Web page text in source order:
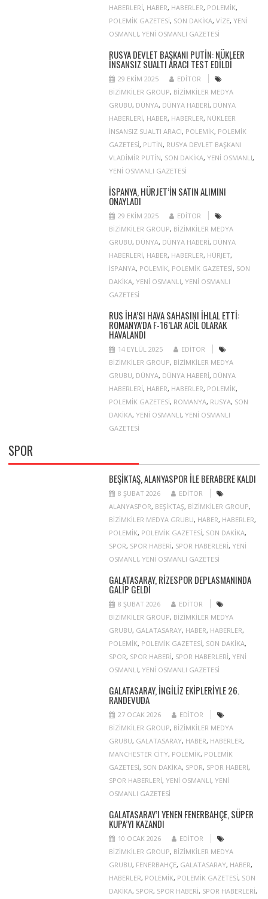
HABERLERI, HABER, HABERLER, POLEMIK,
POLEMIK GAZETESI, SON DAKIKA, VIZE, YENI
OSMANLI, YENI OSMANLI GAZETESI
RUSYA DEVLET BAŞKANI PUTIN: NÜKLEER
INSANSIZ SUALTI ARACI TEST EDILDI
29 EKIM 2025
EDITOR
BIZIMKILER GROUP, BIZIMKILER MEDYA
GRUBU, DÜNYA, DÜNYA HABERI, DÜNYA
HABERLERI, HABER, HABERLER, NÜKLEER
INSANSIZ SUALTI ARACI, POLEMIK, POLEMIK
GAZETESI, PUTIN, RUSYA DEVLET BAŞKANI
VLADIMIR PUTIN, SON DAKIKA, YENI OSMANLI,
YENI OSMANLI GAZETESI
İSPANYA, HÜRJET’IN SATIN ALIMINI
ONAYLADI
29 EKIM 2025
EDITOR
BIZIMKILER GROUP, BIZIMKILER MEDYA
GRUBU, DÜNYA, DÜNYA HABERI, DÜNYA
HABERLERI, HABER, HABERLER, HÜRJET,
ISPANYA, POLEMIK, POLEMIK GAZETESI, SON
DAKIKA, YENI OSMANLI, YENI OSMANLI
GAZETESI
RUS İHA’SI HAVA SAHASINI IHLAL ETTI:
ROMANYA’DA F-16’LAR ACIL OLARAK
HAVALANDI
14 EYLÜL 2025
EDITOR
BIZIMKILER GROUP, BIZIMKILER MEDYA
GRUBU, DÜNYA, DÜNYA HABERI, DÜNYA
HABERLERI, HABER, HABERLER, POLEMIK,
POLEMIK GAZETESI, ROMANYA, RUSYA, SON
DAKIKA, YENI OSMANLI, YENI OSMANLI
GAZETESI
SPOR
BEŞIKTAŞ, ALANYASPOR ILE BERABERE KALDI
8 ŞUBAT 2026
EDITOR
ALANYASPOR, BEŞIKTAŞ, BIZIMKILER GROUP,
BIZIMKILER MEDYA GRUBU, HABER, HABERLER,
POLEMIK, POLEMIK GAZETESI, SON DAKIKA,
SPOR, SPOR HABERI, SPOR HABERLERI, YENI
OSMANLI, YENI OSMANLI GAZETESI
GALATASARAY, RIZESPOR DEPLASMANINDA
GALIP GELDI
8 ŞUBAT 2026
EDITOR
BIZIMKILER GROUP, BIZIMKILER MEDYA
GRUBU, GALATASARAY, HABER, HABERLER,
POLEMIK, POLEMIK GAZETESI, SON DAKIKA,
SPOR, SPOR HABERI, SPOR HABERLERI, YENI
OSMANLI, YENI OSMANLI GAZETESI
GALATASARAY, İNGILIZ EKIPLERIYLE 26.
RANDEVUDA
27 OCAK 2026
EDITOR
BIZIMKILER GROUP, BIZIMKILER MEDYA
GRUBU, GALATASARAY, HABER, HABERLER,
MANCHESTER CITY, POLEMIK, POLEMIK
GAZETESI, SON DAKIKA, SPOR, SPOR HABERI,
SPOR HABERLERI, YENI OSMANLI, YENI
OSMANLI GAZETESI
GALATASARAY’I YENEN FENERBAHÇE, SÜPER
KUPA’YI KAZANDI
10 OCAK 2026
EDITOR
BIZIMKILER GROUP, BIZIMKILER MEDYA
GRUBU, FENERBAHÇE, GALATASARAY, HABER,
HABERLER, POLEMIK, POLEMIK GAZETESI, SON
DAKIKA, SPOR, SPOR HABERI, SPOR HABERLERI,